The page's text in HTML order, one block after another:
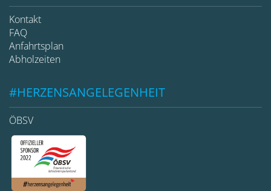
Kontakt
FAQ
Anfahrtsplan
Abholzeiten
#HERZENSANGELEGENHEIT
ÖBSV